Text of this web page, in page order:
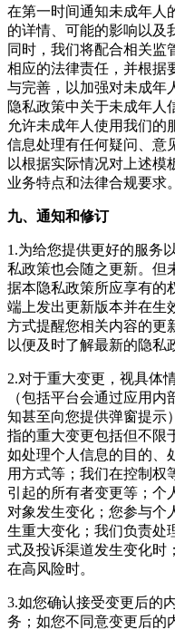
在第一时间通知未成年人
的详情、可能的影响以及
同时，我们将配合相关监
相应的法律责任，并根据
与完善，以加强对未成年
隐私政策中关于未成年人
允许未成年人使用我们的
信息处理有任何疑问、意
以根据实际情况对上述模
业务特点和法律合规要求。
九、通知和修订
1.为给您提供更好的服务
私政策也会随之更新。但
据本隐私政策所应享有的
端上发出更新版本并在生
方式提醒您相关内容的更
以便及时了解最新的隐私
2.对于重大变更，视具体
（包括平台会通过应用
知甚至向您提供弹窗提示
指的重大变更包括但不限
如处理个人信息的目的、
用方式等；我们在控制权
引起的所有者变更等；个
对象发生变化；您参与个
生重大变化；我们负责处
式及投诉渠道发生变化时
在高风险时。
3.如您确认接受变更后的
务；如您不同意变更后的